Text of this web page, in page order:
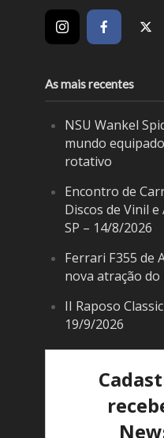
As mais recentes
NSU Wankel
mundo
rotativo
Encontro de
Discos de Vinil
SP – 14/8/2026
Ferrari F355 de
nova atração
II Raposo
19/9/2026